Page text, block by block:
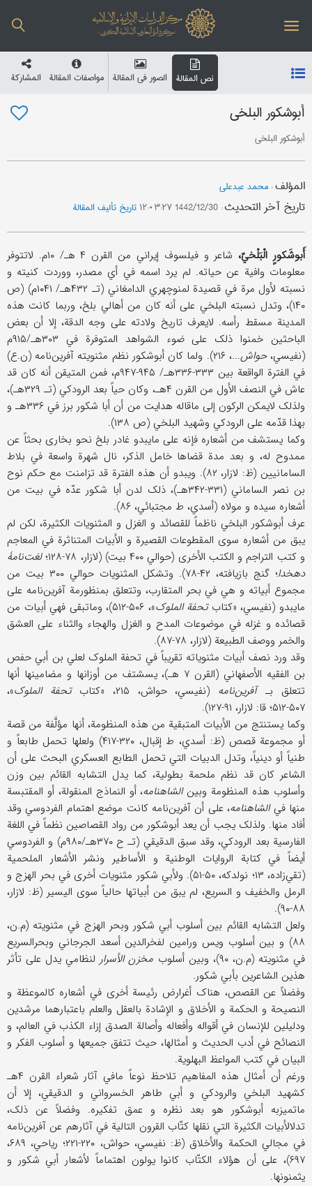
نص المقالة الصور في المقالة مواصفات المقالة المشارکة
أبوشکور البلخي
أبوشکور البلخي
المؤلف: محمد عبدعلی
تاریخ آخر التحدیث: 1442/12/30 ۱۲:۰۳:۲۷ تاریخ تألیف المقالة
أَبوشَکورٍ الْبَلْخيّ،
شاعر و فیلسوف إیراني من القرن ۴ هـ/ ۱۰م. لاتتوفر
معلومات وافیة عن حیاته. لم یرد اسمه في أي مصدر، ووردت کنیته و
نسبته لأول مرة في قصیدة لمنوچهري الدامغاني (تـ ۴۳۲هـ/ ۱۰۴۱م) (ص
۱۴۰)، وتدل نسبته البلخي علی أنه کان من أهالي بلخ، وربما کانت هذه
المدینة مسقط رأسه. لایعرف تاریخ ولادته علی وجه الدقة، إلا أن بعض
الباحثین خمنوا ذلک علی ضوء الشواهد المتوفرة في ۳۰۳هـ/۹۱۵م
(نفیسي،حواش
...، ۲۱۶). ولما کان أبوشکور نظم مثنویته آفرین‌نامه (ن.ع)
في الفترة الواقعة بین ۳۳۳-۳۳۶هـ/ ۹۴۵-۹۴۷م، فمن المتیقن أنه کان قد
عاش في النصف الأول من القرن ۴هـ، وکان حیاً بعد الرودکي (تـ ۳۲۹هـ)،
ولذلک لایمکن الرکون إلی ماقاله هدایت من أن أبا شکور برز في ۳۳۶هـ و
بهذا قدّمه علی الرودکي وشهید البلخي (ص ۱۳۸).
وکما یستشف من أشعاره فإنه علی مایبدو غادر بلخ نحو بخاری بحثاً عن
ممدوح له، و بعد مدة قضاها خامل الذکر، نال شهرة واسعة في بلاط
السامانیین (ظ: لازار، ۸۲). ویبدو أن هذه الفترة قد تزامنت مع حکم نوح
بن نصر الساماني (۳۳۱-۳۴۲هـ)، ذلک لدن أبا شکور عدّه في بیت من
أشعاره سیده و مولاه (أسدي، ط مجتبائي، ۸۶).
عرف أبوشکور البلخي ناظماً للقصائد و الغزل و المثنویات الکثیرة، لکن لم
یبق من أشعاره سوی المقطوعات القصیرة و الأبیات المتناثرة في المعاجم
و کتب التراجم و الکتب الأخری (حوالي ۴۰۰ بیت) (لازار، ۷۸-۱۲۸؛
لغت‌نامۀ
دهخدا
؛ گنج بازیافته، ۴۲-۷۸). وتشکل المثنویات حوالي ۳۰۰ بیت من
مجموع أبیاته و هي في بحر المتقارب، وتتعلق بمنظورمة آفرین‌نامه علی
مایبدو (نفیسي، «کتابتحفة الملوک
»، ۵۰۶-۵۱۲)، وماتبقی فهي أبیات من
قصائده و غزله في موضوعات المدح و الغزل والهجاء والثناء علی العشق
والخمر ووصف الطبیعة (لازار، ۷۸-۸۷).
وقد ورد نصف أبیات مثنویاته تقریباً في تحفة الملوک لعلي بن أبي حفص
بن الفقیه الأصفهاني (القرن ۷ هـ)، یسشتف من أوزانها و مضامینها أنها
تتعلق بـآفرین‌نامه (نفیسي، حواش، ۲۱۵، «کتاب تحفة الملوک»،
۵۰۷-۵۱۲؛ قا: لازار، ۹۱-۱۲۷).
وکما یستنتج من الأبیات المتبقیة من هذه المنظومة، أنها مؤلَّفة من قصة
أو مجموعة قصص (ظ: أسدي، ط إقبال، ۳۲۰-۴۱۷) ولعلها تحمل طابعاً و
طنیاً أو دینیاً، وتدل الدبیات التي تحمل الطابع العسکري البحث علی أن
الشاعر کان قد نظم ملحمة بطولیة، کما یدل التشابه القائم بین وزن
وأسلوب هذه المنظومة وبینالشاهنامه، أو النماذج المنقولة، أو المقتبسة
منها فيالشاهنامه، علی أن آفرین‌نامه کانت موضع اهتمام الفردوسي وقد
أفاد منها. ولذلک یجب أن یعد أبوشکور من رواد القصاصین نظماً في اللغة
الفارسیة بعد الرودکي، وقد سبق الدقیقي (تـ ح ۳۷۰هـ/۹۸۰م) و الفردوسي
أیضاً في کتابة الروایات الوطنیة و الأساطیر ونشر الأشعار الملحمیة
(تقي‌زاده، ۱۳؛ نولدکه، ۵۰-۵۱). ولأبي شکور مثنویات أخری في بحر الهزج و
الرمل والخفیف و السریع، لم یبق من أبیاتها حالیاً سوی الیسیر (ظ: لازار،
۸۸-۹۰).
ولعل التشابه القائم بین أسلوب أبي شکور وبحر الهزج في مثنویته (م.ن،
۸۸) و بین أسلوب ویس ورامین لفخرالدین أسعد الجرجاني وبحرالسریع
في مثنویته (م.ن، ۹۰)، وبین أسلوب
مخزن الأسرارلنظامي یدل علی تأثر
هذین الشاعرین بأبي شکور.
وفضلاً عن القصص، هناک أغرارض رئیسة أخری في أشعاره کالموعظة و
النصیحة و الحکمة و الأخلاق و الإشادة بالعقل والعلم باعتبارهما مرشدین
ودلیلین للإنسان في أقواله وأفعاله وأصالة الصدق إزاء الکذب في العالم، و
النصائح في أدب الحدیث و أمثالها، حیث تتفق جمیعها و أسلوب الفکر و
البیان في کتب المواعظ البهلویة.
ورغم أن أمثال هذه المفاهیم تلاحظ نوعاً مافي آثار شعراء القرن ۴هـ
کشهید البلخي والرودکي و أبي طاهر الخسرواني و الدقیقي، إلا أن
ماتمیزبه أبوشکور هو بعد نظره و عمق تفکیره. وفضلاً عن ذلک،
تدلالأبیات الکثیرة التي نقلها کتّاب القرون التالیة في آثارهم عن آفرین‌نامه
في مجالي الحکمة والأخلاق (ظ: نفیسي، حواش، ۲۲۰-۲۲۱؛ ریاحي، ۶۸۹،
۶۹۷)، علی أن هؤلاء الکتّاب کانوا یولون اهتماماً لأشعار أبي شکور و
یثمنونها.